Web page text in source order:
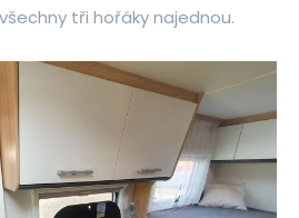
tři hořáky najednou.